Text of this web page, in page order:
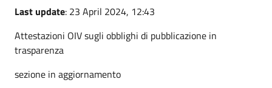
Last update: 23 April 2024, 12:43
Attestazioni OIV sugli obblighi di pubblicazione in
trasparenza
sezione in aggiornamento